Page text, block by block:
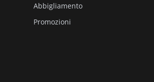
Abbigliamento
Promozioni